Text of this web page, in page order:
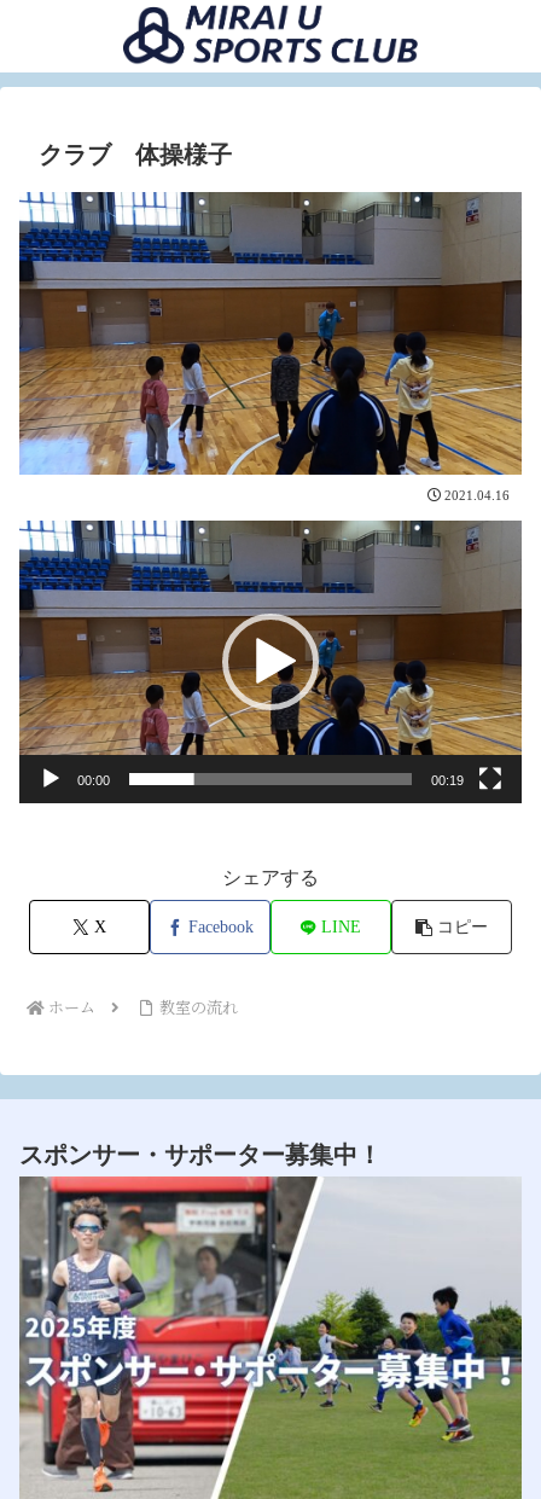
クラブ 体操様子
2021.04.16
動
画
プ
ー
ヤ
ー
00:00 00:19
シェアする
X Facebook LINE コピー
ホーム 教室の流れ
スポンサー・サポーター募集中！